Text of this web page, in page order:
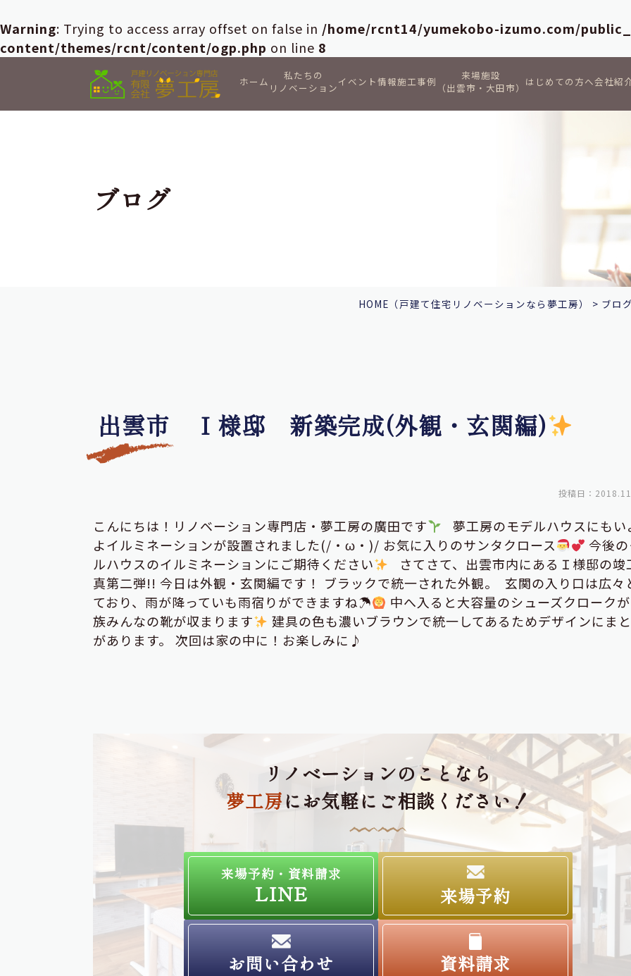
Warning: Trying to access array offset on false in /home/rcnt14/yumekobo-izumo.com/
content/themes/rcnt/content/ogp.php on line 8
ホーム
私たちの
リノベーションイベント情報施工事例
来場施設
（出雲市・大田市） はじめての方へ会社紹
ブログ
HOME （戸建て住宅リノベーションなら夢工房） > ブロ
出雲市 Ｉ様邸 新築完成(外観・玄関編)
投稿日：
こんにちは！リノベーション専門店・夢工房の廣田です
夢工房のモデルハウスにもい
よイルミネーションが設置されました(/・ω・)/ お気に入りのサンタクロース
今後
ルハウスのイルミネーションにご期待ください
さてさて、出雲市内にあるＩ様邸の竣
真第二弾!! 今日は外観・玄関編です！ ブラックで統一された外観。
玄関の入り口は広々
ており、雨が降っていも雨宿りができますね☂
中へ入ると大容量のシューズクローク
族みんなの靴が収まります
建具の色も濃いブラウンで統一してあるためデザインにま
があります。 次回は家の中に！お楽しみに♪
リノベーションのことなら
夢工房にお気軽にご相談ください！
来場予約・資料請求
LINE 来場予約
お問い合わせ 資料請求